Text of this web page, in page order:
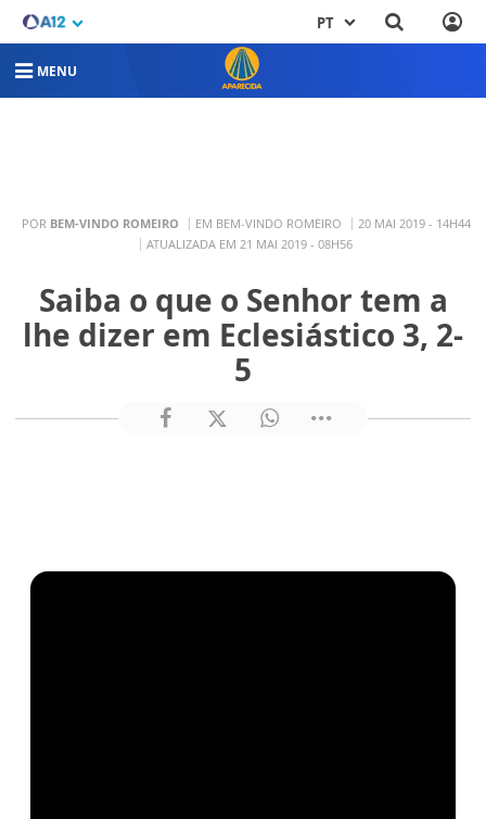
PT
MENU
POR BEM-VINDO ROMEIRO EM BEM-VINDO ROMEIRO
20 MAI 2019 - 14H44
ATUALIZADA EM 21 MAI 2019 - 08H56
Saiba o que o Senhor tem a
lhe dizer em Eclesiástico 3, 2-
5